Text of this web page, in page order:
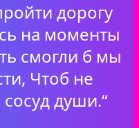
дорогу
на моменты
смогли б мы
Чтоб не
души.“